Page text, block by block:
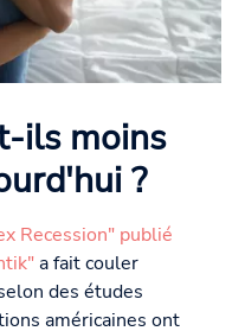
ils moins
?
Recession" publié
a fait couler
des études
américaines ont